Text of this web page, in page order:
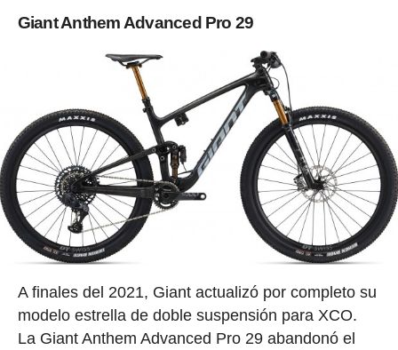
Giant Anthem Advanced Pro 29
A finales del 2021, Giant actualizó por completo su
modelo estrella de doble suspensión para XCO.
La Giant Anthem Advanced Pro 29 abandonó el